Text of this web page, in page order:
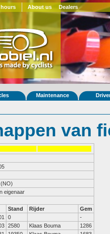
About us Dealers
Maintenance
van
(NO)
eigenaar
Stand Rijder
Gem
0
-
2580 Klaas Bouma
1286